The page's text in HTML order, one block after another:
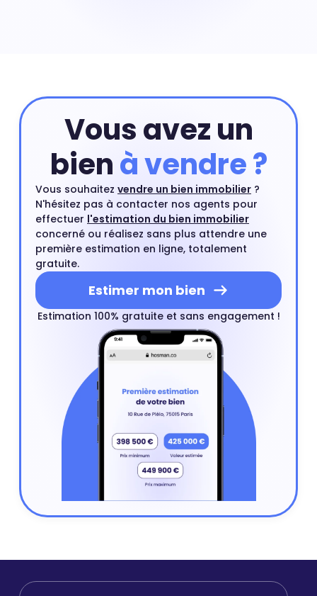
Vous avez un
bienà vendre ?
Vous souhaitez vendre un bien immobilier ?
N'hésitez pas à contacter nos agents pour
effectuer l'estimation du bien immobilier
concerné ou réalisez sans plus attendre une
première estimation en ligne, totalement
gratuite.
Estimer mon bien
Estimation 100% gratuite et sans engagement !